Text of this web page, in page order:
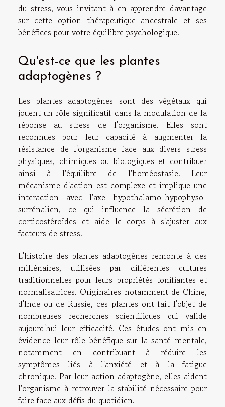
du stress, vous invitant à en apprendre davantage
sur cette option thérapeutique ancestrale et ses
bénéfices pour votre équilibre psychologique.
Qu'est-ce que les plantes
adaptogènes ?
Les plantes adaptogènes sont des végétaux qui
jouent un rôle significatif dans la modulation de la
réponse au stress de l'organisme. Elles sont
reconnues pour leur capacité à augmenter la
résistance de l'organisme face aux divers stress
physiques, chimiques ou biologiques et contribuer
ainsi à l'équilibre de l'homéostasie. Leur
mécanisme d'action est complexe et implique une
interaction avec l'axe hypothalamo-hypophyso-
surrénalien, ce qui influence la sécrétion de
corticostéroïdes et aide le corps à s'ajuster aux
facteurs de stress.
L'histoire des plantes adaptogènes remonte à des
millénaires, utilisées par différentes cultures
traditionnelles pour leurs propriétés tonifiantes et
normalisatrices. Originaires notamment de Chine,
d'Inde ou de Russie, ces plantes ont fait l'objet de
nombreuses recherches scientifiques qui valide
aujourd'hui leur efficacité. Ces études ont mis en
évidence leur rôle bénéfique sur la santé mentale,
notamment en contribuant à réduire les
symptômes liés à l'anxiété et à la fatigue
chronique. Par leur action adaptogène, elles aident
l'organisme à retrouver la stabilité nécessaire pour
faire face aux défis du quotidien.